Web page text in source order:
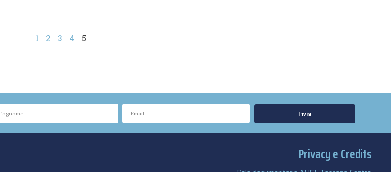
1 2 3 4 5
Invia
Privacy e Credits